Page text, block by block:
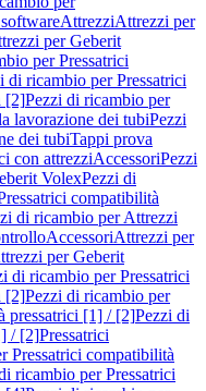
AttrezziAttrezzi per
per Geberit
per Pressatrici
di ricambio per Pressatrici
[2]Pezzi di ricambio per
lavorazione dei tubiPezzi
dei tubiTappi prova
con attrezziAccessoriPezzi
VolexPezzi di
compatibilità
di ricambio per Attrezzi
AccessoriAttrezzi per
per Geberit
di ricambio per Pressatrici
[2]Pezzi di ricambio per
pressatrici [1] / [2]Pezzi di
/ [2]Pressatrici
Pressatrici compatibilità
ricambio per Pressatrici